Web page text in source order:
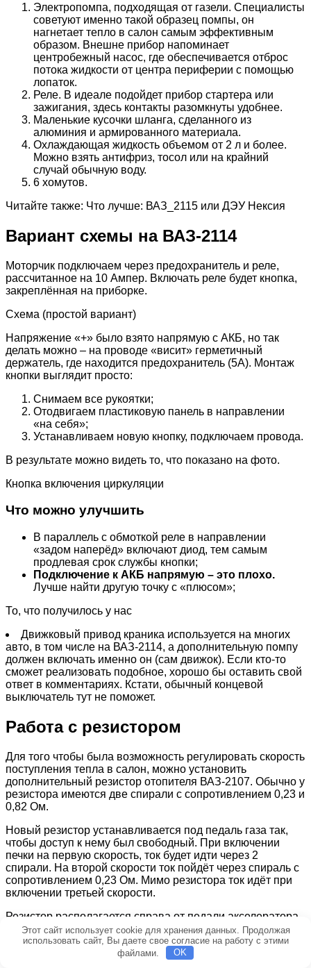
Электропомпа, подходящая от газели. Специалисты
советуют именно такой образец помпы, он
нагнетает тепло в салон самым эффективным
образом. Внешне прибор напоминает
центробежный насос, где обеспечивается отброс
потока жидкости от центра периферии с помощью
лопаток.
Реле. В идеале подойдет прибор стартера или
зажигания, здесь контакты разомкнуты удобнее.
Маленькие кусочки шланга, сделанного из
алюминия и армированного материала.
Охлаждающая жидкость объемом от 2 л и более.
Можно взять антифриз, тосол или на крайний
случай обычную воду.
6 хомутов.
Читайте также: Что лучше: ВАЗ_2115 или ДЭУ Нексия
Вариант схемы на ВАЗ-2114
Моторчик подключаем через предохранитель и реле,
рассчитанное на 10 Ампер. Включать реле будет кнопка,
закреплённая на приборке.
Схема (простой вариант)
Напряжение «+» было взято напрямую с АКБ, но так
делать можно – на проводе «висит» герметичный
держатель, где находится предохранитель (5А). Монтаж
кнопки выглядит просто:
Снимаем все рукоятки;
Отодвигаем пластиковую панель в направлении
«на себя»;
Устанавливаем новую кнопку, подключаем провода.
В результате можно видеть то, что показано на фото.
Кнопка включения циркуляции
Что можно улучшить
В параллель с обмоткой реле в направлении
«задом наперёд» включают диод, тем самым
продлевая срок службы кнопки;
Подключение к АКБ напрямую – это плохо.
Лучше найти другую точку с «плюсом»;
То, что получилось у нас
Движковый привод краника используется на многих
авто, в том числе на ВАЗ-2114, а дополнительную помпу
должен включать именно он (сам движок). Если кто-то
сможет реализовать подобное, хорошо бы оставить свой
ответ в комментариях. Кстати, обычный концевой
выключатель тут не поможет.
Работа с резистором
Для того чтобы была возможность регулировать скорость
поступления тепла в салон, можно установить
дополнительный резистор отопителя ВАЗ-2107. Обычно у
резистора имеются две спирали с сопротивлением 0,23 и
0,82 Ом.
Новый резистор устанавливается под педаль газа так,
чтобы доступ к нему был свободный. При включении
печки на первую скорость, ток будет идти через 2
спирали. На второй скорости ток пойдёт через спираль с
сопротивлением 0,23 Ом. Мимо резистора ток идёт при
включении третьей скорости.
Резистор располагается справа от педали акселератора
и крепится на задней части блока управления
кондиционированием воздуха.
Этот сайт использует cookie для хранения данных. Продолжая
использовать сайт, Вы даете свое согласие на работу с этими
файлами.
OK